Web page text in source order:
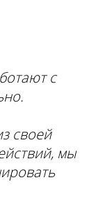
с
своей
мы